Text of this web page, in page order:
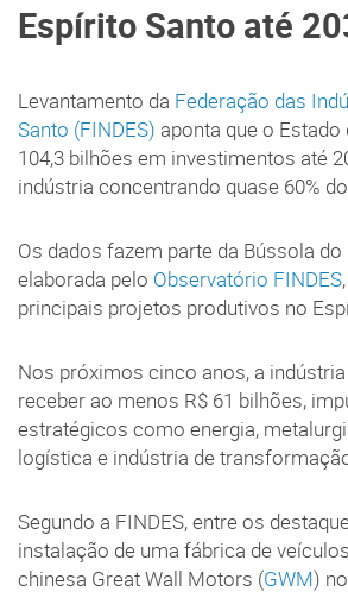
Espírito Santo até
Levantamento da Federação das
Santo (FINDES) aponta que o Estado
104,3 bilhões em investimentos até
indústria concentrando quase 60%
Os dados fazem parte da Bússola
elaborada pelo Observatório FINDES
principais projetos produtivos no
Nos próximos cinco anos, a
receber ao menos R$ 61 bilhões,
estratégicos como energia,
logística e indústria de
Segundo a FINDES, entre os
instalação de uma fábrica de
chinesa Great Wall Motors (GWM)